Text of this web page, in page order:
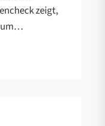
zeigt,
um…